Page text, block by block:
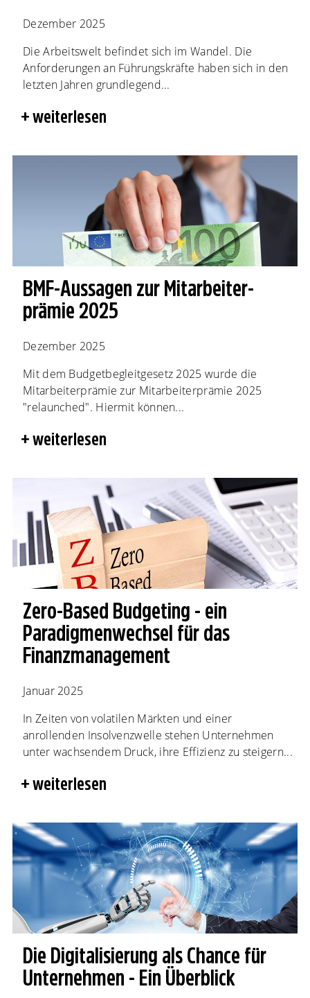
Dezember 2025
Die Arbeitswelt befindet sich im Wandel. Die
Anforderungen an Führungskräfte haben sich in den
letzten Jahren grundlegend...
weiterlesen
BMF-Aussagen zur Mitarbeiter­
prämie 2025
Dezember 2025
Mit dem Budgetbegleitgesetz 2025 wurde die
Mitarbeiterprämie zur Mitarbeiterprämie 2025
"relaunched". Hiermit können...
weiterlesen
Zero-Based Budgeting - ein
Paradigmenwechsel für das
Finanzmanagement
Januar 2025
In Zeiten von volatilen Märkten und einer
anrollenden Insolvenzwelle stehen Unternehmen
unter wachsendem Druck, ihre Effizienz zu steigern...
weiterlesen
Die Digitalisierung als Chance für
Unternehmen - Ein Überblick